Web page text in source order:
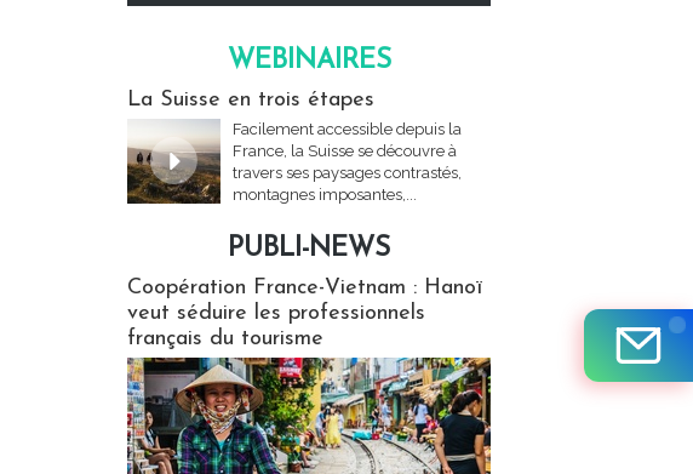
WEBINAIRES
La Suisse en trois étapes
Facilement accessible depuis la
France, la Suisse se découvre à
travers ses paysages contrastés,
montagnes imposantes,...
PUBLI-NEWS
Coopération France-Vietnam : Hanoï
veut séduire les professionnels
français du tourisme